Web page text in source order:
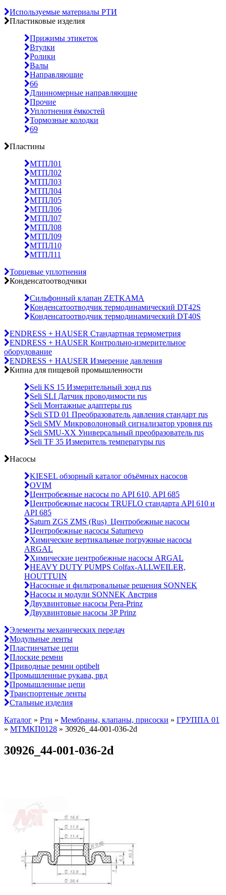
Используемые материалы РТИ
Пластиковые изделия
Прижимы этикеток
Втулки
Ролики
Валы
Направляющие
66
Длинномерные направляющие
Прочие
Уплотнения ёмкостей
Тормозные колодки
69
Пластины
МТПЛ01
МТПЛ02
МТПЛ03
МТПЛ04
МТПЛ05
МТПЛ06
МТПЛ07
МТПЛ08
МТПЛ09
МТПЛ10
МТПЛ11
Торцевые уплотнения
Конденсатоотводчики
Сильфонный клапан ZETKAMA
Конденсатоотводчик термодинамический DT42S
Конденсатоотводчик термодинамический DT40S
ENDRESS + HAUSER Стандартная термометрия
ENDRESS + HAUSER Контрольно-измерительное
оборудование
ENDRESS + HAUSER Измерение давления
Кипиа для пищевой промышленности
Seli KS 15 Измерительный зонд rus
Seli SLI Датчик проводимости rus
Seli Монтажные адаптеры rus
Seli STD 01 Преобразователь давления стандарт rus
Seli SMV Микроволоновый сигнализатор уровня rus
Seli SMU-ХХ Универсальный преобразователь rus
Seli TF 35 Измеритель температуры rus
Насосы
KIESEL обзорный каталог объёмных насосов
OVIM
Центробежные насосы по API 610, API 685
Центробежные насосы TRUFLO стандарта API 610 и
API 685
Saturn ZGS ZMS (Rus)_Центробежные насосы
Центробежные насосы Saturnevo
Химические вертикальные погружные насосы
ARGAL
Химические центробежные насосы ARGAL
HEAVY DUTY PUMPS Colfax-ALLWEILER,
HOUTTUIN
Насосные и фильтровальные решения SONNEK
Насосы и модули SONNEK Австрия
Двухвинтовые насосы Pera-Prinz
Двухвинтовые насосы 3P Prinz
Элементы механических передач
Модульные ленты
Пластинчатые цепи
Плоские ремни
Приводные ремни optibelt
Промышленные рукава, рвд
Промышленные цепи
Транспортеные ленты
Стальные изделия
Каталог » Рти » Мембраны, клапаны, присоски » ГРУППА 01
» МТМКП0128 » 30926_44-001-036-2d
30926_44-001-036-2d